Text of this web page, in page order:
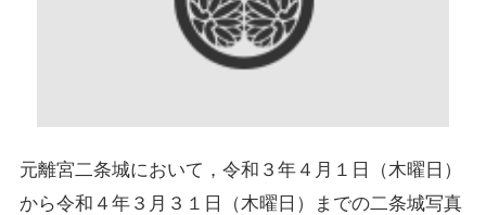
元離宮二条城において，令和３年４月１日（木曜日）
から令和４年３月３１日（木曜日）までの二条城写真